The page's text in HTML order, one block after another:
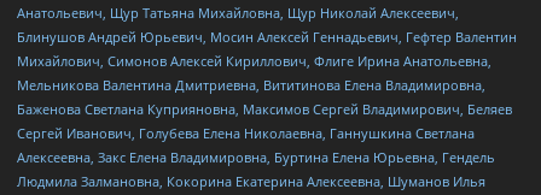
Анатольевич, Щур Татьяна Михайловна, Щур Николай Алексеевич,
Блинушов Андрей Юрьевич, Мосин Алексей Геннадьевич, Гефтер Валентин
Михайлович, Симонов Алексей Кириллович, Флиге Ирина Анатольевна,
Мельникова Валентина Дмитриевна, Вититинова Елена Владимировна,
Баженова Светлана Куприяновна, Максимов Сергей Владимирович, Беляев
Сергей Иванович, Голубева Елена Николаевна, Ганнушкина Светлана
Алексеевна, Закс Елена Владимировна, Буртина Елена Юрьевна, Гендель
Людмила Залмановна, Кокорина Екатерина Алексеевна, Шуманов Илья